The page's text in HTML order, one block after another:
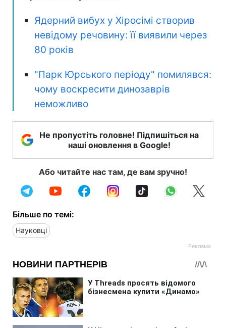
Ядерний вибух у Хіросімі створив
невідому речовину: її виявили через
80 років
"Парк Юрського періоду" помилявся:
чому воскресити динозаврів
неможливо
Не пропустіть головне! Підпишіться на
наші оновлення в Google!
Або читайте нас там, де вам зручно!
Більше по темі:
Науковці